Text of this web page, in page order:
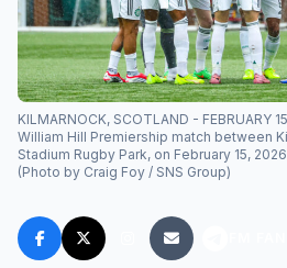
KILMARNOCK, SCOTLAND - FEBRUARY
William Hill Premiership match between
Stadium Rugby Park, on February 15,
(Photo by Craig Foy / SNS Group)